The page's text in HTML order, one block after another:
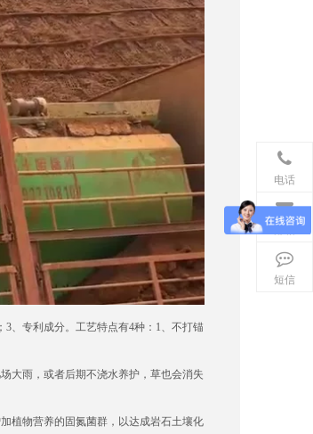
、专利成分。工艺特点有4种：1、不打锚
大雨，或者后期不浇水养护，草也会消失
植物营养的固氮菌群，以达成岩石土壤化
电话
邮箱
短信